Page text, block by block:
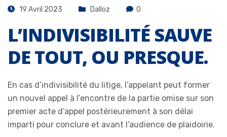
19 Avril 2023 Dalloz 0
L’INDIVISIBILITÉ SAUVE
DE TOUT, OU PRESQUE.
En cas d’indivisibilité du litige, l’appelant peut former
un nouvel appel à l’encontre de la partie omise sur son
premier acte d’appel postérieurement à son délai
imparti pour conclure et avant l’audience de plaidoirie.